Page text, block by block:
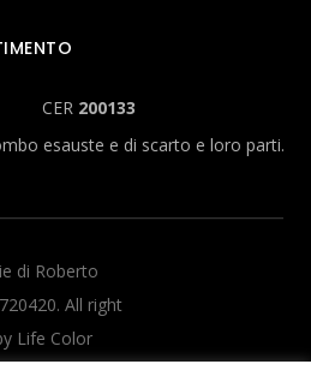
CER 200133
esauste e di scarto e loro parti.
di Roberto
All right
Life Color